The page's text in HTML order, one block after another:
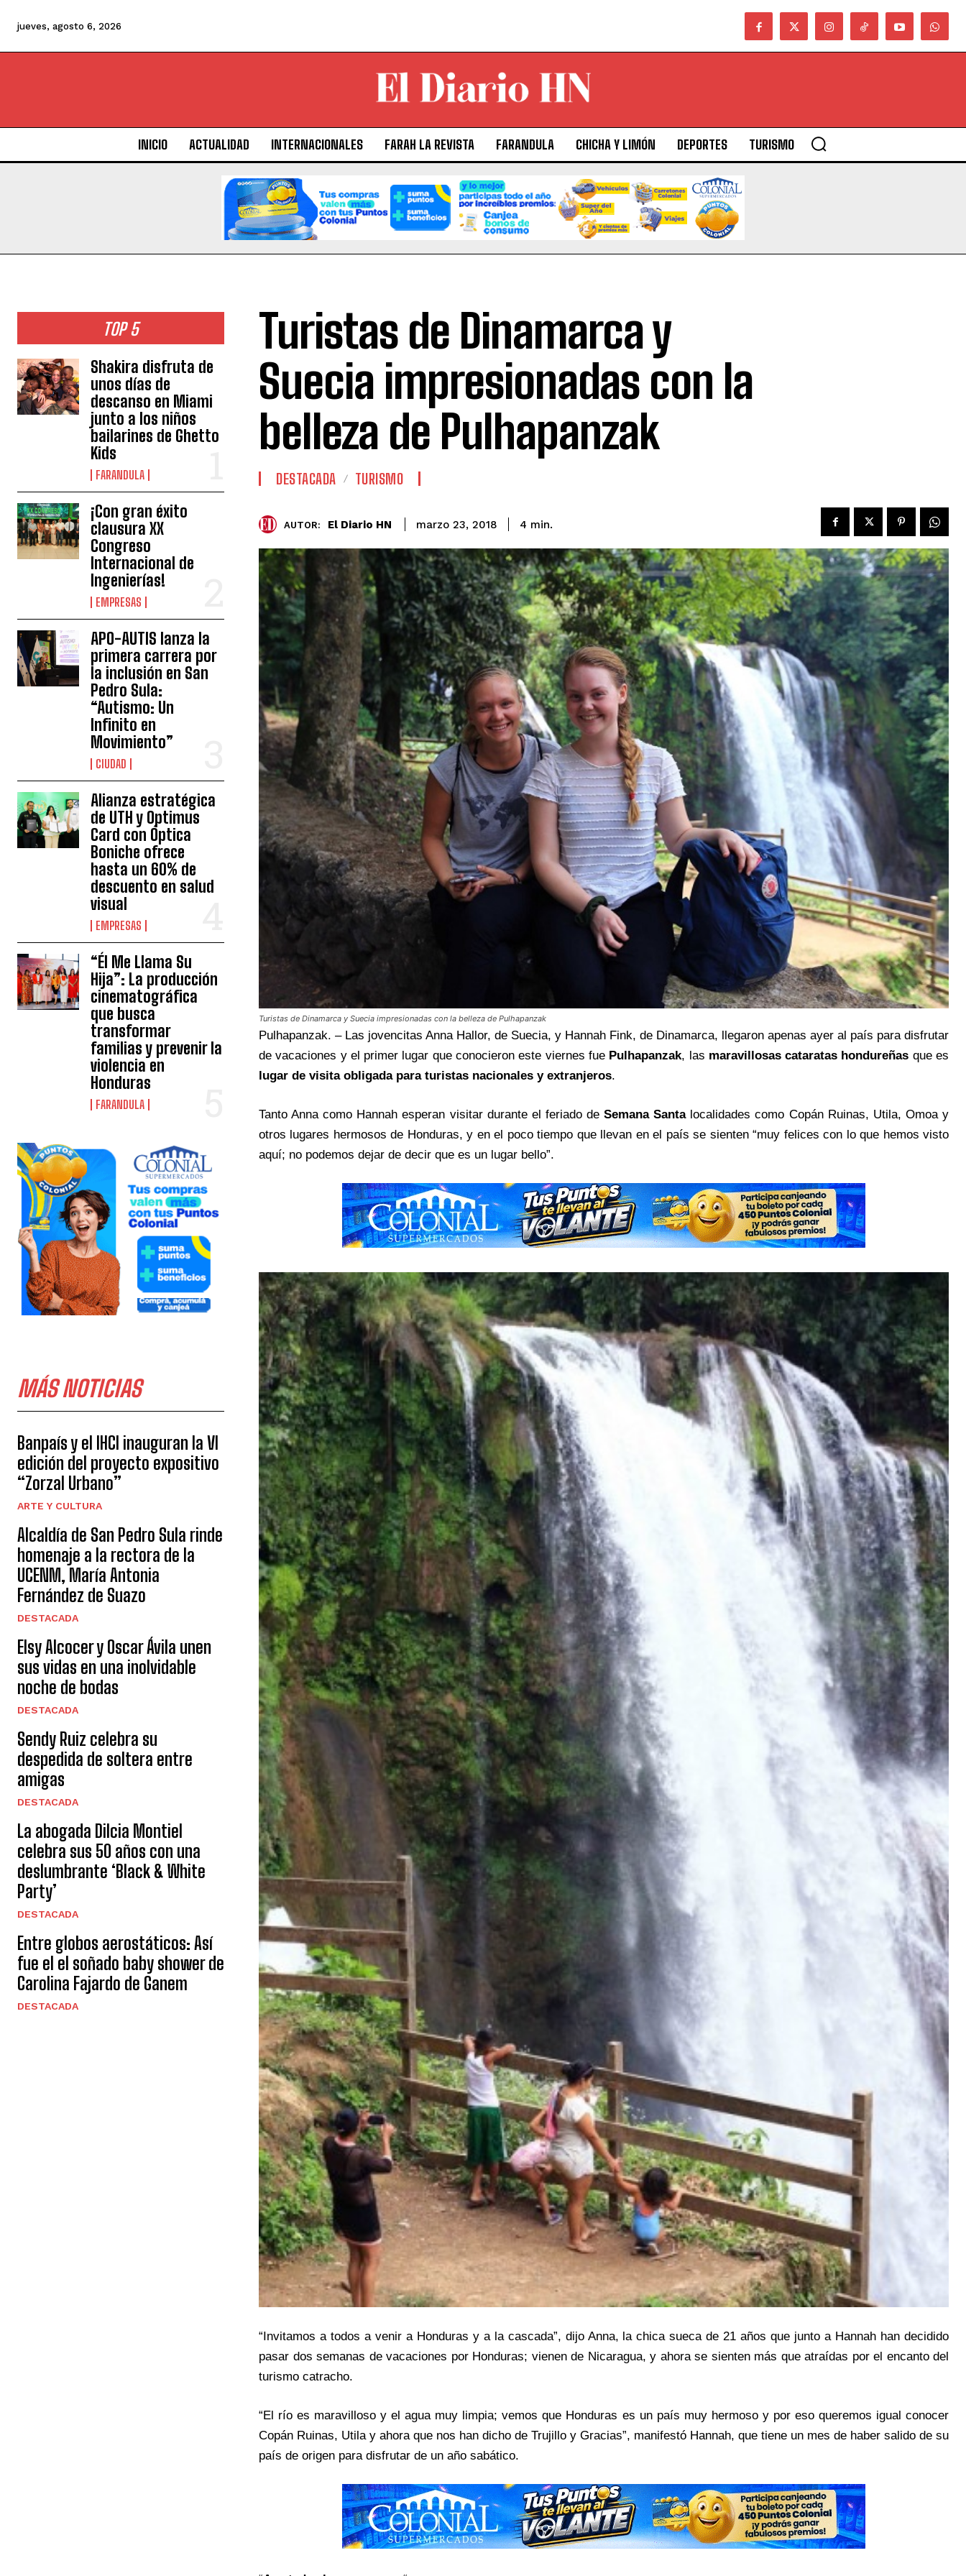
jueves, agosto 6, 2026
INICIO ACTUALIDAD INTERNACIONALES FARAH LA REVISTA FARANDULA CHICHA Y LIMÓN DEPORTES TURISMO
TOP 5
Shakira disfruta de
unos días de
descanso en Miami
junto a los niños
bailarines de Ghetto
Kids
FARANDULA
¡Con gran éxito
clausura XX
Congreso
Internacional de
Ingenierías!
EMPRESAS
APO-AUTIS lanza la
primera carrera por
la inclusión en San
Pedro Sula:
“Autismo: Un
Infinito en
Movimiento”
CIUDAD
Alianza estratégica
de UTH y Optimus
Card con Óptica
Boniche ofrece
hasta un 60% de
descuento en salud
visual
EMPRESAS
“Él Me Llama Su
Hija”: La producción
cinematográfica
que busca
transformar
familias y prevenir la
violencia en
Honduras
FARANDULA
MÁS NOTICIAS
Banpaís y el IHCI inauguran la VI
edición del proyecto expositivo
“Zorzal Urbano”
ARTE Y CULTURA
Alcaldía de San Pedro Sula rinde
homenaje a la rectora de la
UCENM, María Antonia
Fernández de Suazo
DESTACADA
Elsy Alcocer y Oscar Ávila unen
sus vidas en una inolvidable
noche de bodas
DESTACADA
Sendy Ruiz celebra su
despedida de soltera entre
amigas
DESTACADA
La abogada Dilcia Montiel
celebra sus 50 años con una
deslumbrante ‘Black & White
Party’
DESTACADA
Entre globos aerostáticos: Así
fue el el soñado baby shower de
Carolina Fajardo de Ganem
DESTACADA
Turistas de Dinamarca y
Suecia impresionadas con la
belleza de Pulhapanzak
DESTACADA TURISMO
AUTOR: El Diario HN marzo 23, 2018 4 min.
Turistas de Dinamarca y Suecia impresionadas con la belleza de Pulhapanzak
Pulhapanzak. – Las jovencitas Anna Hallor, de Suecia, y Hannah Fink, de Dinamarca, llegaron apenas ayer al país para disfrutar
de vacaciones y el primer lugar que conocieron este viernes fue Pulhapanzak, las maravillosas cataratas hondureñas que es
lugar de visita obligada para turistas nacionales y extranjeros.
Tanto Anna como Hannah esperan visitar durante el feriado deSemana Santalocalidades como Copán Ruinas, Utila, Omoa y
otros lugares hermosos de Honduras, y en el poco tiempo que llevan en el país se sienten “muy felices con lo que hemos visto
aquí; no podemos dejar de decir que es un lugar bello”.
“Invitamos a todos a venir a Honduras y a la cascada”, dijo Anna, la chica sueca de 21 años que junto a Hannah han decidido
pasar dos semanas de vacaciones por Honduras; vienen de Nicaragua, y ahora se sienten más que atraídas por el encanto del
turismo catracho.
“El río es maravilloso y el agua muy limpia; vemos que Honduras es un país muy hermoso y por eso queremos igual conocer
Copán Ruinas, Utila y ahora que nos han dicho de Trujillo y Gracias”, manifestó Hannah, que tiene un mes de haber salido de su
país de origen para disfrutar de un año sabático.